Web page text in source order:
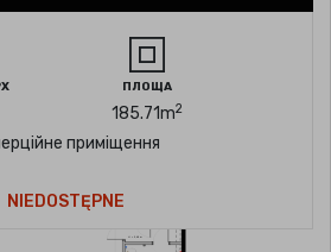
ПЛОЩА
185.71m2
приміщення
NIEDOSTĘPNE